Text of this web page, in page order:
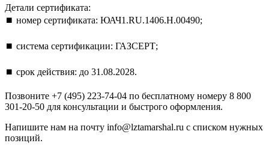
Детали сертификата:
⏹️ номер сертификата: ЮАЧ1.RU.1406.Н.00490;
⏹️ система сертификации: ГАЗСЕРТ;
⏹️ срок действия: до 31.08.2028.
Позвоните +7 (495) 223-74-04 по бесплатному номеру 8 800
301-20-50 для консультации и быстрого оформления.
Напишите нам на почту info@lztamarshal.ru с списком нужных
позиций.